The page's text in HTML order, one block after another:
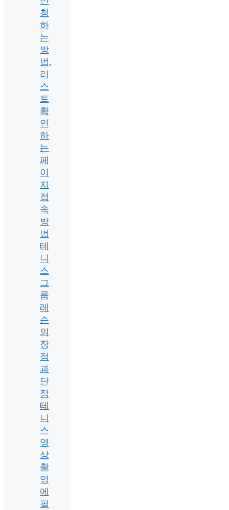
청
하
는
방
법,
리
스
트
확
인
하
는
페
이
지
접
속
방
법
테
니
스
그
룹
레
슨
의
장
점
과
단
점
테
니
스
영
상
촬
영
에
필